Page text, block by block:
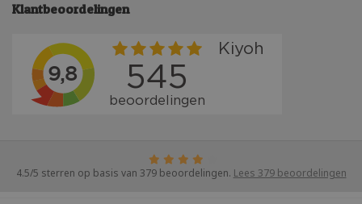
Klantbeoordelingen
4.5/5 sterren op basis van 379beoordelingen. Lees 379 beoordelingen